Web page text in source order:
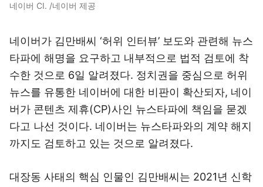
네이버 CI. /네이버 제공
네이버가 김만배씨 ‘허위 인터뷰’ 보도와 관련해 뉴스
타파에 해명을 요구하고 내부적으로 법적 검토에 착
수한 것으로 6일 알려졌다. 정치권을 중심으로 허위
뉴스를 유통한 네이버에 대한 비판이 확산되자, 네이
버가 콘텐츠 제휴(CP)사인 뉴스타파에 책임을 묻겠
다고 나선 것이다. 네이버는 뉴스타파와의 계약 해지
까지도 검토하고 있는 것으로 알려졌다.
대장동 사태의 핵심 인물인 김만배씨는 2021년 신학